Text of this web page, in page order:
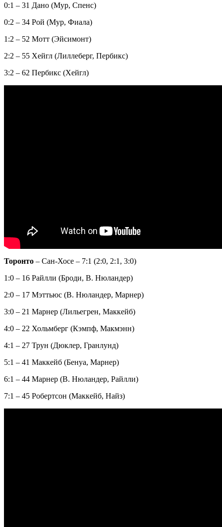
0:1 – 31 Дано (Мур, Спенс)
0:2 – 34 Рой (Мур, Фиала)
1:2 – 52 Мотт (Эйсимонт)
2:2 – 55 Хейгл (Лиллеберг, Пербикс)
3:2 – 62 Пербикс (Хейгл)
Торонто – Сан-Хосе – 7:1 (2:0, 2:1, 3:0)
1:0 – 16 Райлли (Броди, В. Нюландер)
2:0 – 17 Мэттьюс (В. Нюландер, Марнер)
3:0 – 21 Марнер (Лильегрен, Маккейб)
4:0 – 22 Хольмберг (Кэмпф, Макмэнн)
4:1 – 27 Трун (Дюклер, Гранлунд)
5:1 – 41 Маккейб (Бенуа, Марнер)
6:1 – 44 Марнер (В. Нюландер, Райлли)
7:1 – 45 Робертсон (Маккейб, Найз)